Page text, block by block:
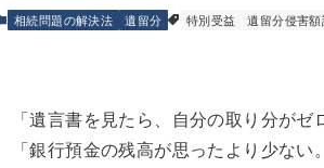
相続問題の解決法 遺留分 特別受益 遺留分侵害
「遺言書を見たら、自分の取り分がゼ
「銀行預金の残高が思ったより少な